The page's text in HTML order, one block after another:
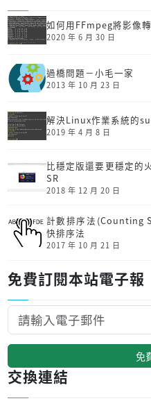
如何用FFmpeg將影像
2020 年 6 月 30 日
過橋問題－小毛一家
2013 年 10 月 23 日
解決Linux作業系統的
2019 年 4 月 8 日
比穩定版還要更穩定的
SR
2018 年 12 月 20 日
計數排序法(Counting
快排序法
2017 年 10 月 21 日
免費訂閱本站電子報
免
交換連結